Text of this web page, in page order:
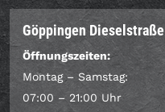
Göppingen Dieselstraße
Öffnungszeiten:
Montag – Samstag:
07:00 – 21:00 Uhr